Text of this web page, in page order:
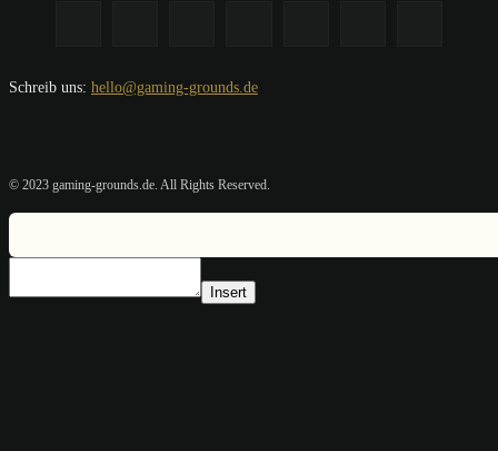
Schreib uns: hello@gaming-grounds.de
© 2023 gaming-grounds.de. All Rights Reserved.
Insert